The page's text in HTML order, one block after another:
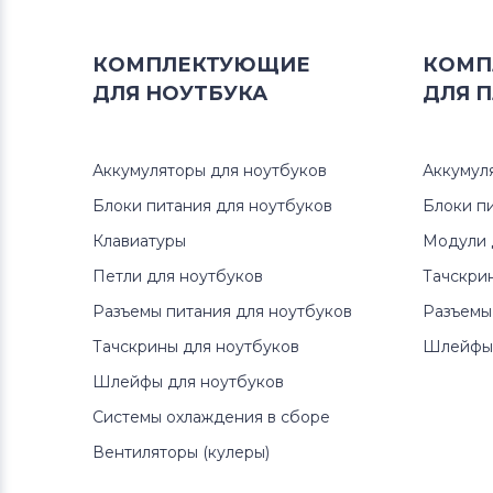
Блоки питания для мониторов
Блоки питания для мониторов
LTV
Dell
Блоки питания для мониторов
Блоки питания для мониторов
КОМПЛЕКТУЮЩИЕ
ДЛЯ НОУТБУКА
Аккумуляторы для ноутбуков
Блоки питания для ноутбуков
Клавиатуры
Петли для ноутбуков
Разъемы питания для ноутбуков
Тачскрины для ноутбуков
Шлейфы для ноутбуков
Системы охлаждения в сборе
Вентиляторы (кулеры)
ДЛЯ
Блоки
Модули
Шлейфы